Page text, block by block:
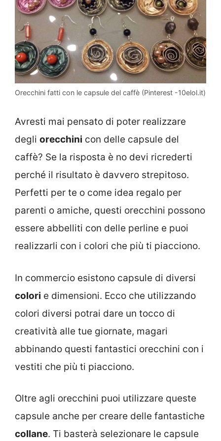
Orecchini fatti con le capsule del caffè (Pinterest -10elol.it)
Avresti mai pensato di poter realizzare
degli orecchini con delle capsule del
caffè? Se la risposta è no devi ricrederti
perché il risultato è davvero strepitoso.
Perfetti per te o come idea regalo per
parenti o amiche, questi orecchini possono
essere abbelliti con delle perline e puoi
realizzarli con i colori che più ti piacciono.
In commercio esistono capsule di diversi
colori e dimensioni. Ecco che utilizzando
colori diversi potrai dare un tocco di
creatività alle tue giornate, magari
abbinando questi fantastici orecchini con i
vestiti che più ti piacciono.
Oltre agli orecchini puoi utilizzare queste
capsule anche per creare delle fantastiche
collane. Ti basterà selezionare le capsule